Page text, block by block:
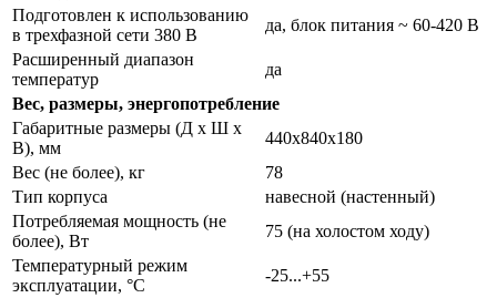
Подготовлен к использованию
в трехфазной сети 380 В
да, блок питания ~ 60-420 В
Расширенный диапазон
температур
да
Вес, размеры, энергопотребление
Габаритные размеры (Д х Ш х
В), мм
440х840х180
Вес (не более), кг
78
Тип корпуса
навесной (настенный)
Потребляемая мощность (не
более), Вт
75 (на холостом ходу)
Температурный режим
эксплуатации, °С
-25...+55